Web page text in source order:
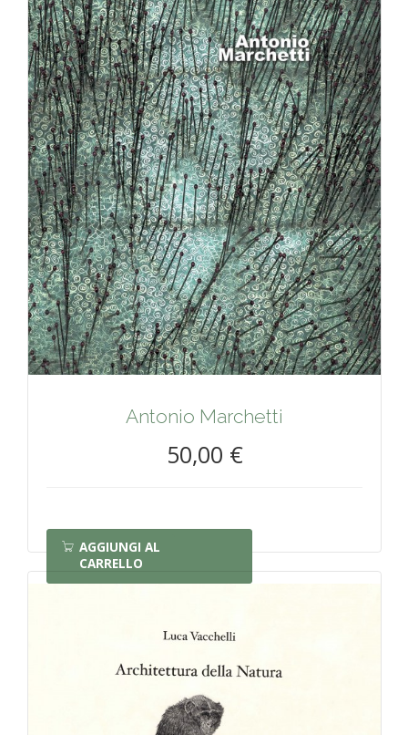
Antonio Marchetti
50,00 €
AGGIUNGI AL
CARRELLO